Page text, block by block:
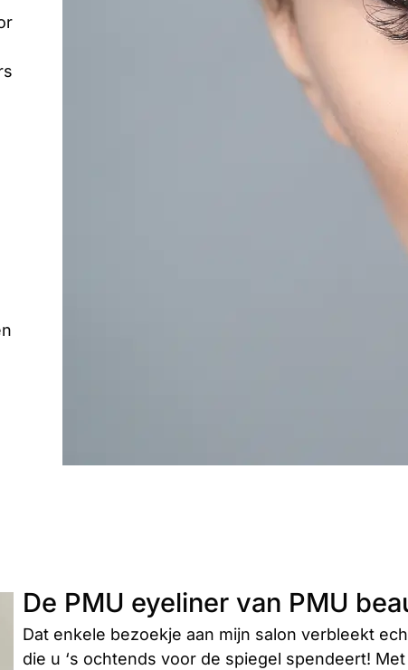
De PMU eyeliner van PMU
Dat enkele bezoekje aan mijn salon verbleekt
die u ‘s ochtends voor de spiegel spendeert!